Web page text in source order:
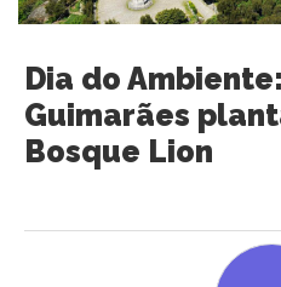
Dia do
Guimarães
Bosque Lion